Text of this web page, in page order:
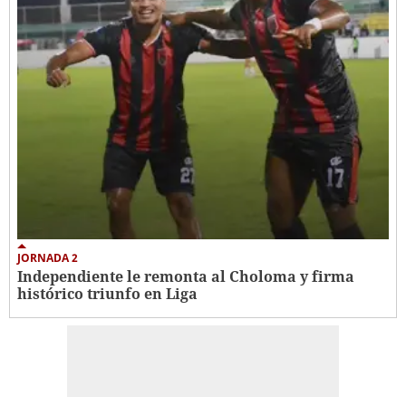
JORNADA 2
Independiente le remonta al Choloma y firma
histórico triunfo en Liga